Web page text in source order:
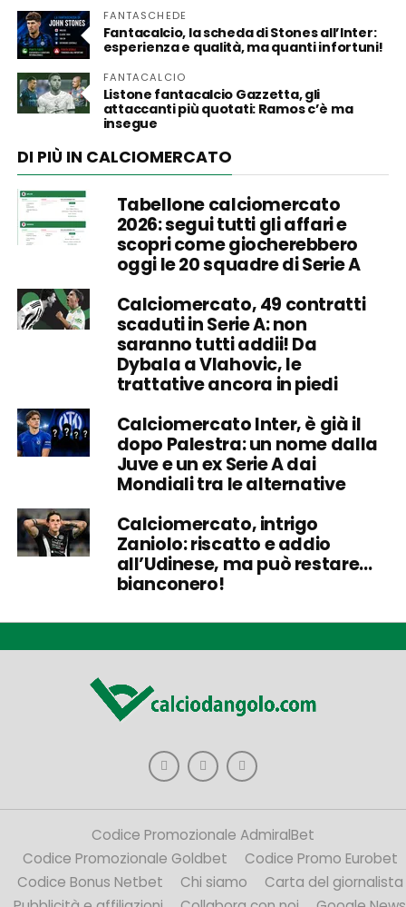
FANTASCHEDE
Fantacalcio, la scheda di Stones all’Inter:
esperienza e qualità, ma quanti infortuni!
FANTACALCIO
Listone fantacalcio Gazzetta, gli
attaccanti più quotati: Ramos c’è ma
insegue
DI PIÙ IN CALCIOMERCATO
Tabellone calciomercato
2026: segui tutti gli affari e
scopri come giocherebbero
oggi le 20 squadre di Serie A
Calciomercato, 49 contratti
scaduti in Serie A: non
saranno tutti addii! Da
Dybala a Vlahovic, le
trattative ancora in piedi
Calciomercato Inter, è già il
dopo Palestra: un nome dalla
Juve e un ex Serie A dai
Mondiali tra le alternative
Calciomercato, intrigo
Zaniolo: riscatto e addio
all’Udinese, ma può restare…
bianconero!
Codice Promozionale AdmiralBet
Codice Promozionale Goldbet
Codice Promo Eurobet
Codice Bonus Netbet
Chi siamo
Carta del giornalista